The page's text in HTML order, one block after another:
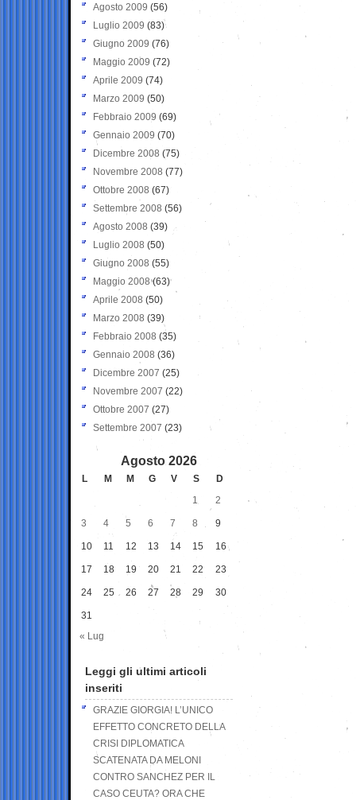
Agosto 2009 (56)
Luglio 2009 (83)
Giugno 2009 (76)
Maggio 2009 (72)
Aprile 2009 (74)
Marzo 2009 (50)
Febbraio 2009 (69)
Gennaio 2009 (70)
Dicembre 2008 (75)
Novembre 2008 (77)
Ottobre 2008 (67)
Settembre 2008 (56)
Agosto 2008 (39)
Luglio 2008 (50)
Giugno 2008 (55)
Maggio 2008(63)
Aprile 2008 (50)
Marzo 2008 (39)
Febbraio 2008 (35)
Gennaio 2008 (36)
Dicembre 2007 (25)
Novembre 2007 (22)
Ottobre 2007 (27)
Settembre 2007 (23)
Agosto 2026
L M M G V S
D
1
2
3 4 5 6 7 8 9
10 11 12 13 14 15 16
17 18 19 20 21 22 23
24 25 26 27 28 29 30
31
« Lug
Leggi gli ultimi articoli
inseriti
GRAZIE GIORGIA! L’UNICO
EFFETTO CONCRETO DELLA
CRISI DIPLOMATICA
SCATENATA DA MELONI
CONTRO SANCHEZ PER IL
CASO CEUTA? ORA CHE